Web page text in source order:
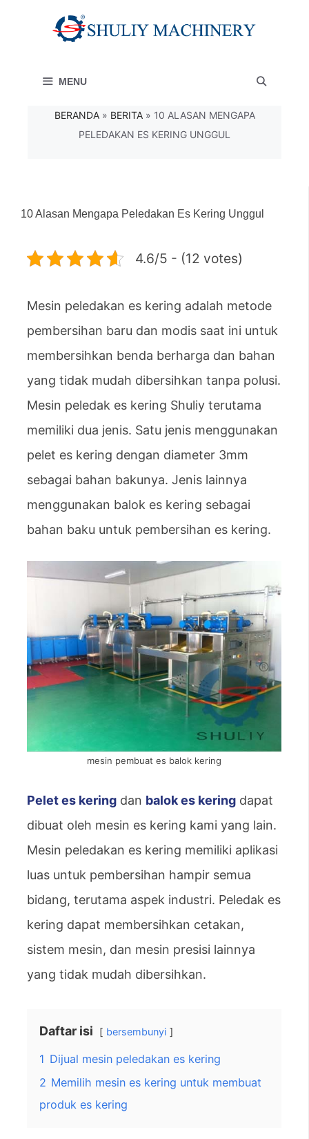
MENU
BERANDA» BERITA» 10 ALASAN MENGAPA
PELEDAKAN ES KERING UNGGUL
10 Alasan Mengapa Peledakan Es Kering Unggul
4.6/5 - (12 votes)
Mesin peledakan es kering adalah metode
pembersihan baru dan modis saat ini untuk
membersihkan benda berharga dan bahan
yang tidak mudah dibersihkan tanpa polusi.
Mesin peledak es kering Shuliy terutama
memiliki dua jenis. Satu jenis menggunakan
pelet es kering dengan diameter 3mm
sebagai bahan bakunya. Jenis lainnya
menggunakan balok es kering sebagai
bahan baku untuk pembersihan es kering.
mesin pembuat es balok kering
Pelet es kering dan balok es kering dapat
dibuat oleh mesin es kering kami yang lain.
Mesin peledakan es kering memiliki aplikasi
luas untuk pembersihan hampir semua
bidang, terutama aspek industri. Peledak es
kering dapat membersihkan cetakan,
sistem mesin, dan mesin presisi lainnya
yang tidak mudah dibersihkan.
Daftar isi bersembunyi
1 Dijual mesin peledakan es kering
2 Memilih mesin es kering untuk membuat
produk es kering